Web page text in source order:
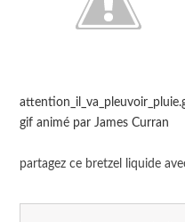
gif animé par James Curran
partagez ce bretzel liquide